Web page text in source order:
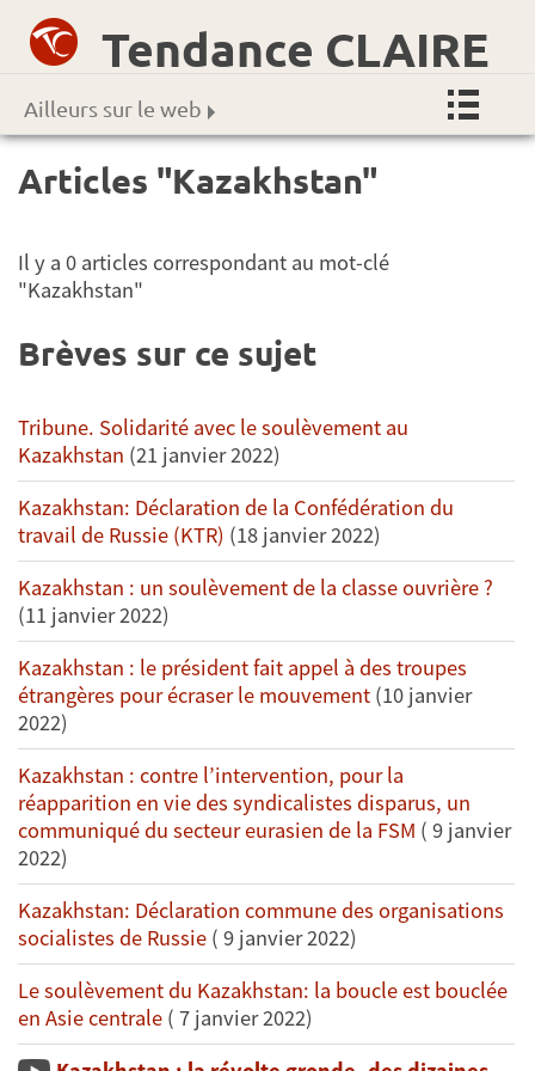
Tendance CLAIRE
Ailleurs sur le web
Articles "Kazakhstan"
Il y a 0 articles correspondant au mot-clé
"Kazakhstan"
Brèves sur ce sujet
Tribune. Solidarité avec le soulèvement au
Kazakhstan (21 janvier 2022)
Kazakhstan: Déclaration de la Confédération du
travail de Russie (KTR) (18 janvier 2022)
Kazakhstan : un soulèvement de la classe ouvrière ?
(11 janvier 2022)
Kazakhstan : le président fait appel à des troupes
étrangères pour écraser le mouvement (10 janvier
2022)
Kazakhstan : contre l’intervention, pour la
réapparition en vie des syndicalistes disparus, un
communiqué du secteur eurasien de la FSM ( 9 janvier
2022)
Kazakhstan: Déclaration commune des organisations
socialistes de Russie ( 9 janvier 2022)
Le soulèvement du Kazakhstan: la boucle est bouclée
en Asie centrale ( 7 janvier 2022)